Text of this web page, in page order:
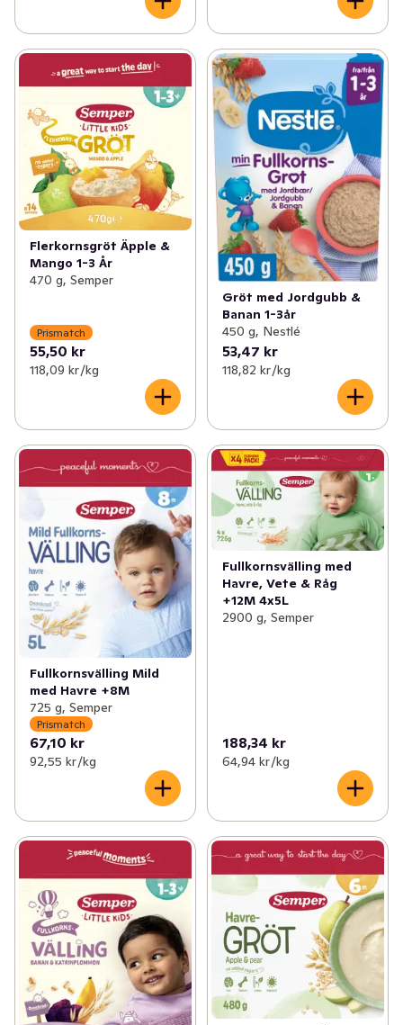
Flerkornsgröt Äpple &
Mango 1-3 År
470 g, Semper
Prismatch
55,50 kr
118,09 kr /kg
Gröt med Jordgubb &
Banan 1-3år
450 g, Nestlé
53,47 kr
118,82 kr /kg
Fullkornsvälling Mild
med Havre +8M
725 g, Semper
Prismatch
67,10 kr
92,55 kr /kg
Fullkornsvälling med
Havre, Vete & Råg
+12M 4x5L
2900 g, Semper
188,34 kr
64,94 kr /kg